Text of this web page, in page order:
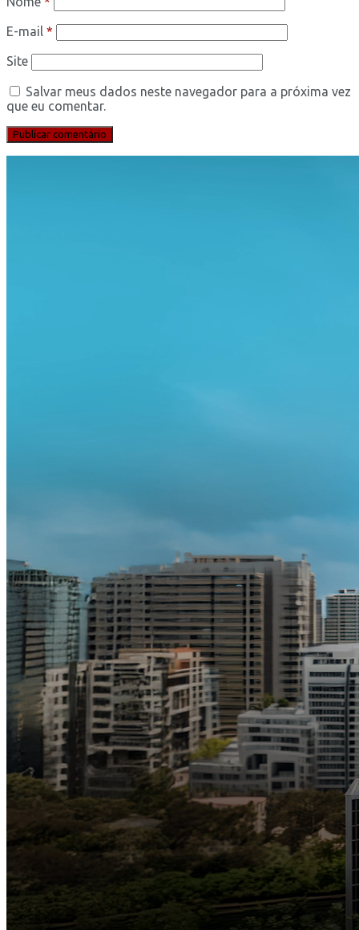
E-mail *
Site
Salvar meus dados neste navegador para a próxima vez
que eu comentar.